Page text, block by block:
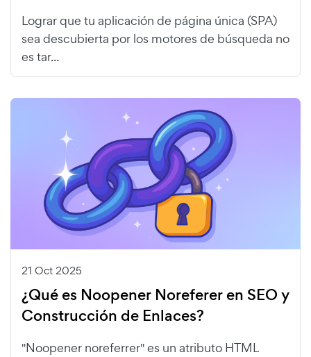
Lograr que tu aplicación de página única (SPA)
sea descubierta por los motores de búsqueda no
es tar...
21 Oct 2025
¿Qué es Noopener Noreferer en SEO y
Construcción de Enlaces?
"Noopener noreferrer" es un atributo HTML